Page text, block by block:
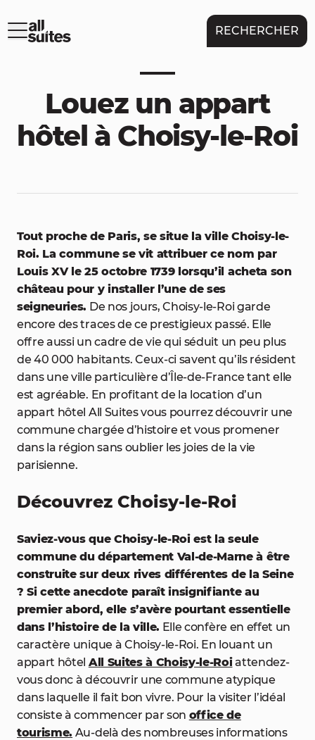
RECHERCHER
Louez un appart
hôtel à Choisy-le-Roi
Tout proche de Paris, se situe la ville Choisy-le-
Roi. La commune se vit attribuer ce nom par
Louis XV le 25 octobre 1739 lorsqu’il acheta son
château pour y installer l’une de ses
seigneuries. De nos jours, Choisy-le-Roi garde
encore des traces de ce prestigieux passé. Elle
offre aussi un cadre de vie qui séduit un peu plus
de 40 000 habitants. Ceux-ci savent qu’ils résident
dans une ville particulière d’Île-de-France tant elle
est agréable. En profitant de la location d’un
appart hôtel All Suites vous pourrez découvrir une
commune chargée d’histoire et vous promener
dans la région sans oublier les joies de la vie
parisienne.
Découvrez Choisy-le-Roi
Saviez-vous que Choisy-le-Roi est la seule
commune du département Val-de-Marne à être
construite sur deux rives différentes de la Seine
? Si cette anecdote paraît insignifiante au
premier abord, elle s’avère pourtant essentielle
dans l’histoire de la ville. Elle confère en effet un
caractère unique à Choisy-le-Roi. En louant un
appart hôtel All Suites à Choisy-le-Roiattendez-
vous donc à découvrir une commune atypique
dans laquelle il fait bon vivre. Pour la visiter l’idéal
consiste à commencer par son office de
tourisme. Au-delà des nombreuses informations